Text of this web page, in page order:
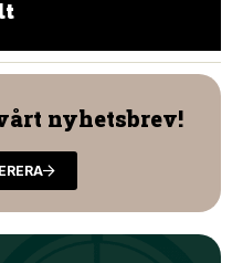
nyhetsbrev!